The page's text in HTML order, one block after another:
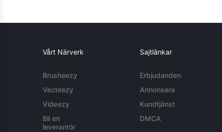
Vårt Närverk
Brusheezy
Vecteezy
Videezy
Bli en
leverantör
Sajtlänkar
Erbjudanden
Annonsera
Kundtjänst
DMCA